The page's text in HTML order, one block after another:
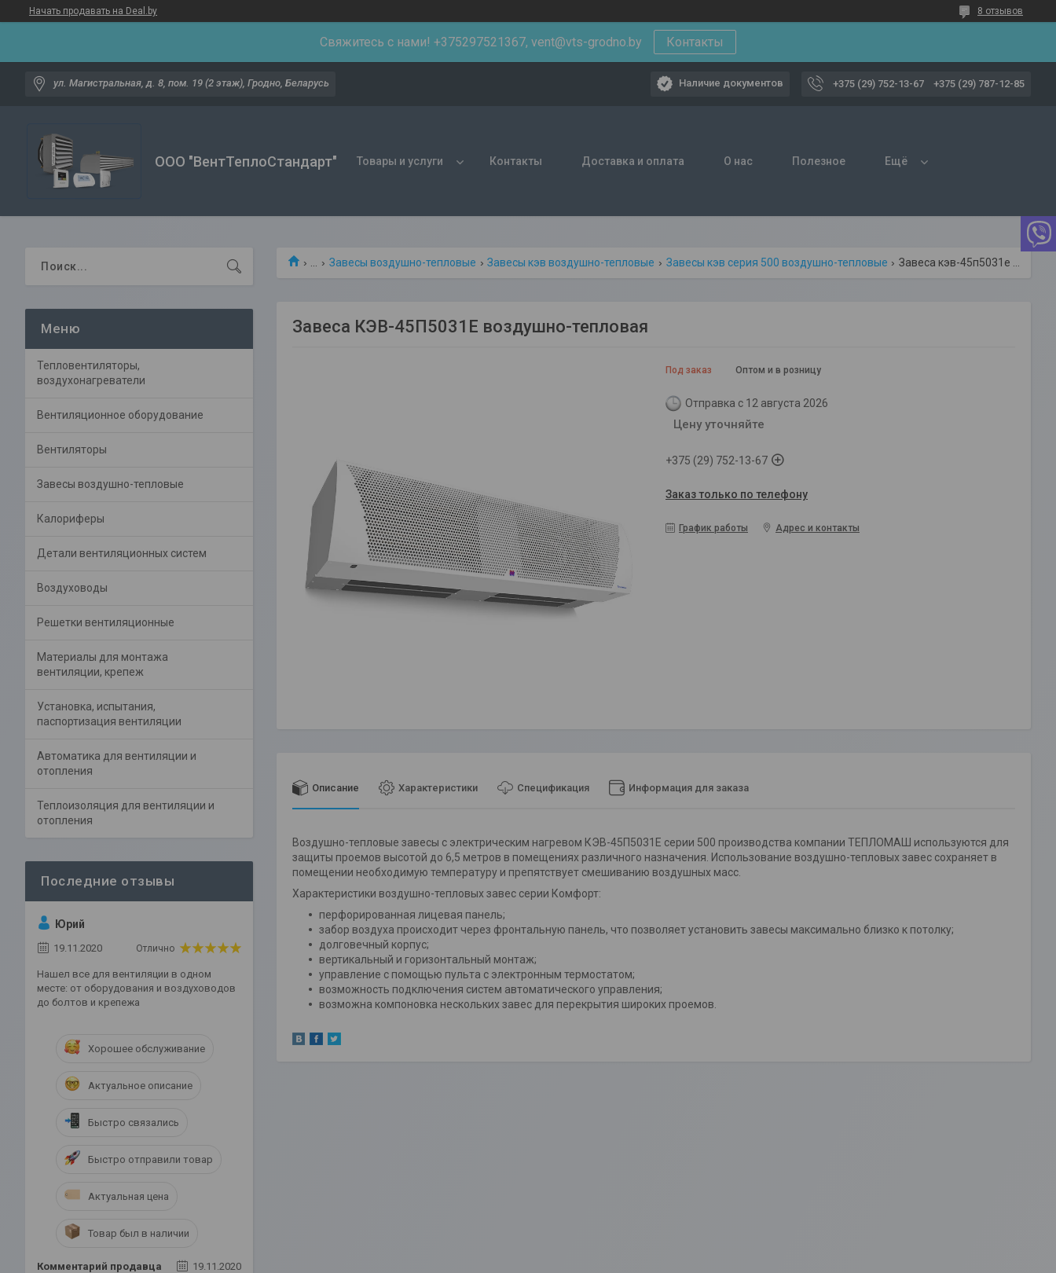
Начать продавать на Deal.by 8 отзывов
Свяжитесь с нами! +375297521367, vent@vts-grodno.by Контакты
ул. Магистральная, д. 8, пом. 19 (2 этаж), Гродно, Беларусь Наличие документов +375 (29) 752-13-67 +375 (29) 787-12-85
ООО "ВентТеплоСтандарт" Товары и услуги Контакты Доставка и оплата О нас Полезное Ещё
Завесы воздушно-тепловые Завесы кэв воздушно-тепловые Завесы кэв серия 500 воздушно-тепловые
Завеса КЭВ-45П5031Е воздушно-тепловая
Под заказ Оптом и в розницу
Отправка с 12 августа 2026
Цену уточняйте
+375 (29) 752-13-67
Заказ только по телефону
График работы Адрес и контакты
Описание Характеристики Спецификация Информация для заказа
Воздушно-тепловые завесы с электрическим нагревом КЭВ-45П5031Е серии 500 производства компании ТЕПЛОМАШ используются для
защиты проемов высотой до 6,5 метров в помещениях различного назначения. Использование воздушно-тепловых завес сохраняет в
помещении необходимую температуру и препятствует смешиванию воздушных масс.
Характеристики воздушно-тепловых завес серии Комфорт:
перфорированная лицевая панель;
забор воздуха происходит через фронтальную панель, что позволяет установить завесы максимально близко к потолку;
долговечный корпус;
вертикальный и горизонтальный монтаж;
управление с помощью пульта с электронным термостатом;
возможность подключения систем автоматического управления;
возможна компоновка нескольких завес для перекрытия широких проемов.
Тепловентиляторы,
воздухонагреватели
Вентиляционное оборудование
Вентиляторы
Завесы воздушно-тепловые
Калориферы
Детали вентиляционных систем
Воздуховоды
Решетки вентиляционные
Материалы для монтажа
вентиляции, крепеж
Установка, испытания,
паспортизация вентиляции
Автоматика для вентиляции и
отопления
Теплоизоляция для вентиляции и
отопления
Юрий
19.11.2020 Отлично
Нашел все для вентиляции в одном
месте: от оборудования и воздуховодов
до болтов и крепежа
Хорошее обслуживание
Актуальное описание
Быстро связались
Быстро отправили товар
Актуальная цена
Товар был в наличии
Комментарий продавца
19.11.2020